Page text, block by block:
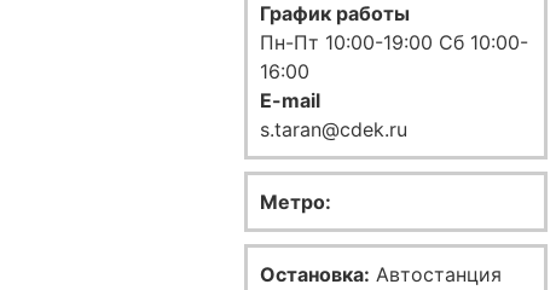
График работы
Пн-Пт 10:00-19:00 Сб 10:00-
16:00
E-mail
s.taran@cdek.ru
Метро:
Остановка: Автостанция